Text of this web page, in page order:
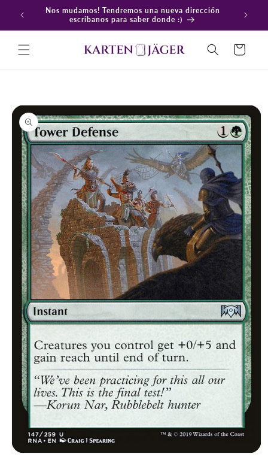
directamenteNos mudamos! Tendremos una nueva dirección
escribanos para saber donde :)
Carrito
directamente
a la
información
del producto